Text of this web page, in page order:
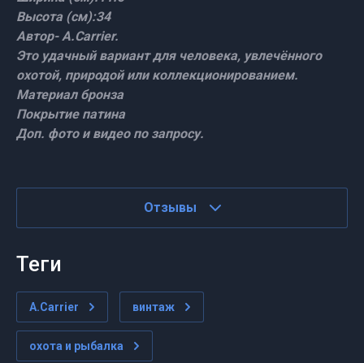
Высота (см):34
Автор- A.Carrier.
Это удачный вариант для человека, увлечённого
охотой, природой или коллекционированием.
Материал бронза
Покрытие патина
Доп. фото и видео по запросу.
Отзывы
теги
A.Carrier винтаж
охота и рыбалка